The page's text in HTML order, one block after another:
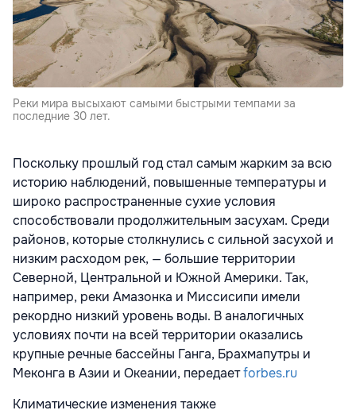
Реки мира высыхают самыми быстрыми темпами за
последние 30 лет.
Поскольку прошлый год стал самым жарким за всю
историю наблюдений, повышенные температуры и
широко распространенные сухие условия
способствовали продолжительным засухам. Среди
районов, которые столкнулись с сильной засухой и
низким расходом рек, — большие территории
Северной, Центральной и Южной Америки. Так,
например, реки Амазонка и Миссисипи имели
рекордно низкий уровень воды. В аналогичных
условиях почти на всей территории оказались
крупные речные бассейны Ганга, Брахмапутры и
Меконга в Азии и Океании, передаетforbes.ru
Климатические изменения также